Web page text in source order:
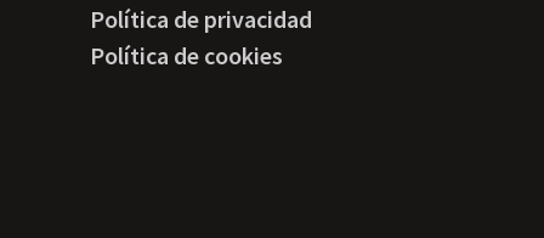
Política de privacidad
Política de cookies